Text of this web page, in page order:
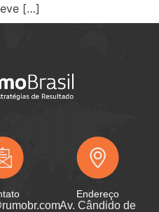
[…]
Endereço
Av. Cândido de